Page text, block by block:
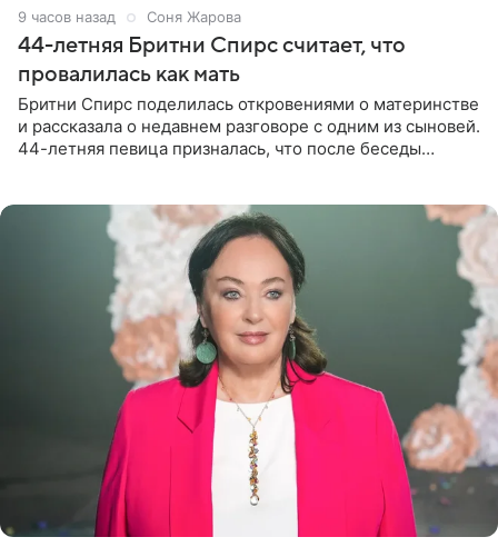
9 часов назад Соня Жарова
44-летняя Бритни Спирс считает, что
провалилась как мать
Бритни Спирс поделилась откровениями о материнстве
и рассказала о недавнем разговоре с одним из сыновей.
44-летняя певица призналась, что после беседы